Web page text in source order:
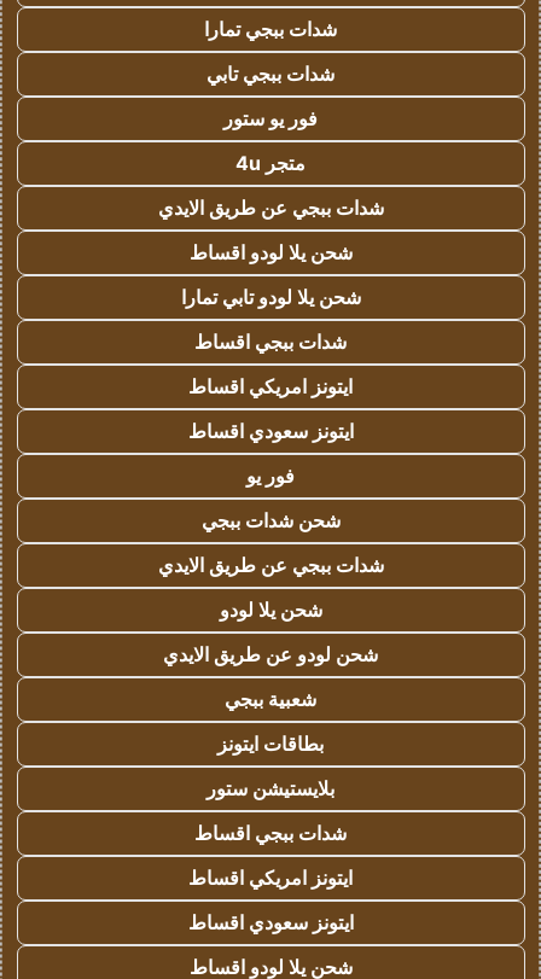
شدات ببجي تمارا
شدات ببجي تابي
فور يو ستور
متجر 4u
شدات ببجي عن طريق الايدي
شحن يلا لودو اقساط
شحن يلا لودو تابي تمارا
شدات ببجي اقساط
ايتونز امريكي اقساط
ايتونز سعودي اقساط
فور يو
شحن شدات ببجي
شدات ببجي عن طريق الايدي
شحن يلا لودو
شحن لودو عن طريق الايدي
شعبية ببجي
بطاقات ايتونز
بلايستيشن ستور
شدات ببجي اقساط
ايتونز امريكي اقساط
ايتونز سعودي اقساط
شحن يلا لودو اقساط